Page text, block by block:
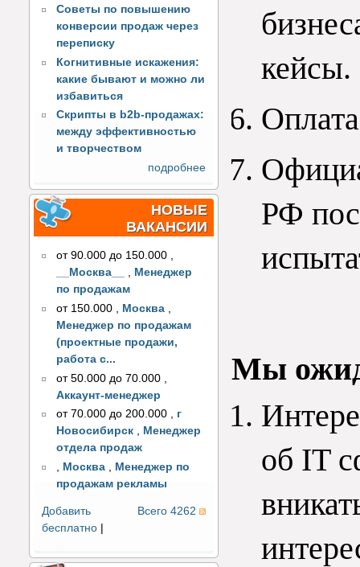
Советы по повышению
конверсии продаж через
переписку
Когнитивные искажения:
какие бывают и можно ли
избавиться
Скрипты в b2b-продажах:
между эффективностью
и творчеством
подробнее
НОВЫЕ
ВАКАНСИИ
от 90.000 до 150.000 ,
__Москва__
, Менеджер
по продажам
от 150.000
Москва
Менеджер по продажам
(проектные продажи,
работа с...
от 50.000 до 70.000
Аккаунт-менеджер
от 70.000 до 200.000 , г
Новосибирск , Менеджер
отдела продаж
, Москва , Менеджер по
продажам рекламы
Всего 4262
Добавить
бесплатно
кейсы.
РФ
Мы
об IT